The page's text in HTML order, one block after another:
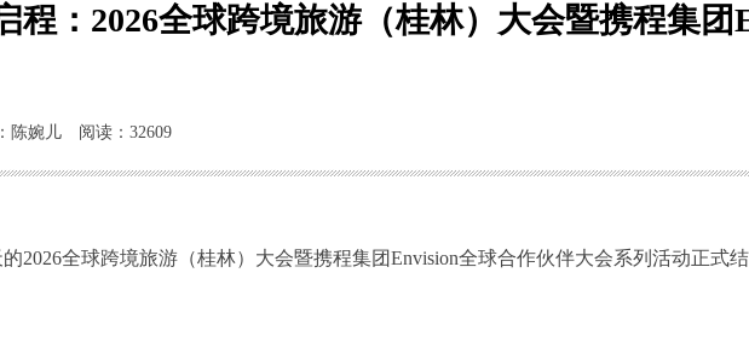
程：2026全球跨境旅游（桂林）大会暨携程集
陈婉儿 阅读：32609
2026全球跨境旅游（桂林）大会暨携程集团Envision全球合作伙伴大会系列活动正式结